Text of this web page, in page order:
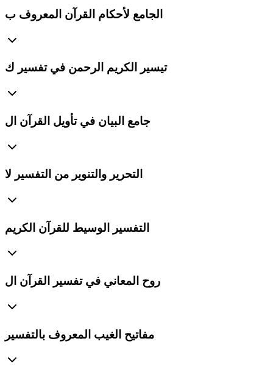
الجامع لأحكام القرآن المعروف ب
تيسير الكريم الرحمن في تفسير ك
جامع البيان في تأويل القرآن ال
التحرير والتنوير من التفسير لا
التفسير الوسيط للقرآن الكريم
روح المعاني في تفسير القرآن ال
مفاتيح الغيب المعروف بالتفسير